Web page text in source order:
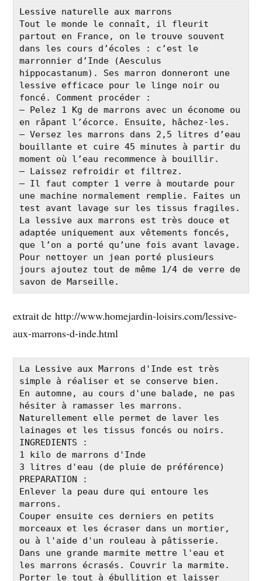
Lessive naturelle aux marrons
Tout le monde le connaît, il fleurit
partout en France, on le trouve souvent
dans les cours d’écoles : c’est le
marronnier d’Inde (Aesculus
hippocastanum). Ses marron donneront une
lessive efficace pour le linge noir ou
foncé. Comment procéder :
– Pelez 1 Kg de marrons avec un économe ou
en râpant l’écorce. Ensuite, hâchez-les.
– Versez les marrons dans 2,5 litres d’eau
bouillante et cuire 45 minutes à partir du
moment où l’eau recommence à bouillir.
– Laissez refroidir et filtrez.
– Il faut compter 1 verre à moutarde pour
une machine normalement remplie. Faites un
test avant lavage sur les tissus fragiles.
La lessive aux marrons est très douce et
adaptée uniquement aux vêtements foncés,
que l’on a porté qu’une fois avant lavage.
Pour nettoyer un jean porté plusieurs
jours ajoutez tout de même 1/4 de verre de
savon de Marseille.
extrait de http://www.homejardin-loisirs.com/lessive-
aux-marrons-d-inde.html
La Lessive aux Marrons d'Inde est très
simple à réaliser et se conserve bien.
En automne, au cours d'une balade, ne pas
hésiter à ramasser les marrons.
Naturellement elle permet de laver les
lainages et les tissus foncés ou noirs.
INGREDIENTS :
1 kilo de marrons d'Inde
3 litres d'eau (de pluie de préférence)
PREPARATION :
Enlever la peau dure qui entoure les
marrons.
Couper ensuite ces derniers en petits
morceaux et les écraser dans un mortier,
ou à l'aide d'un rouleau à pâtisserie.
Dans une grande marmite mettre l'eau et
les marrons écrasés. Couvrir la marmite.
Porter le tout à ébullition et laisser